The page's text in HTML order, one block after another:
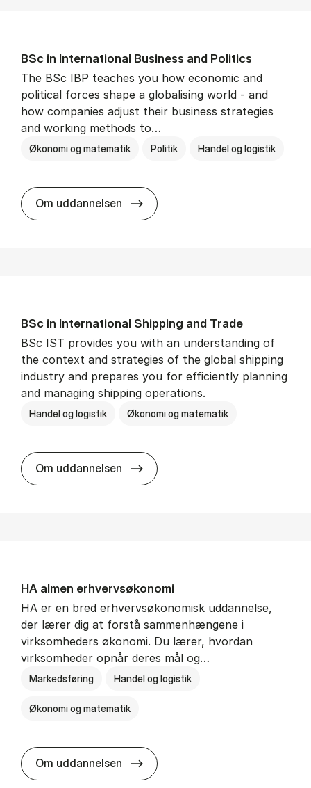
BSc in In­ter­na­tion­al Busi­ness and Polit­ics
The BSc IBP teaches you how economic and
political forces shape a globalising world - and
how companies adjust their business strategies
and working methods to…
Økonomi og matematik Politik Handel og logistik
Om uddannelsen BSc in In­ter­na­tion­al Busi­ness
BSc in In­ter­na­tion­al Ship­ping and Trade
BSc IST provides you with an understanding of
the context and strategies of the global shipping
industry and prepares you for efficiently planning
and managing shipping operations.
Handel og logistik Økonomi og matematik
Om uddannelsen BSc in In­ter­na­tion­al Ship­ping
HA al­men erhvervs­økonomi
HA er en bred erhvervsøkonomisk uddannelse,
der lærer dig at forstå sammenhængene i
virksomheders økonomi. Du lærer, hvordan
virksomheder opnår deres mål og…
Markedsføring Handel og logistik
Økonomi og matematik
Om uddannelsen HA al­men erhvervs­økonomi